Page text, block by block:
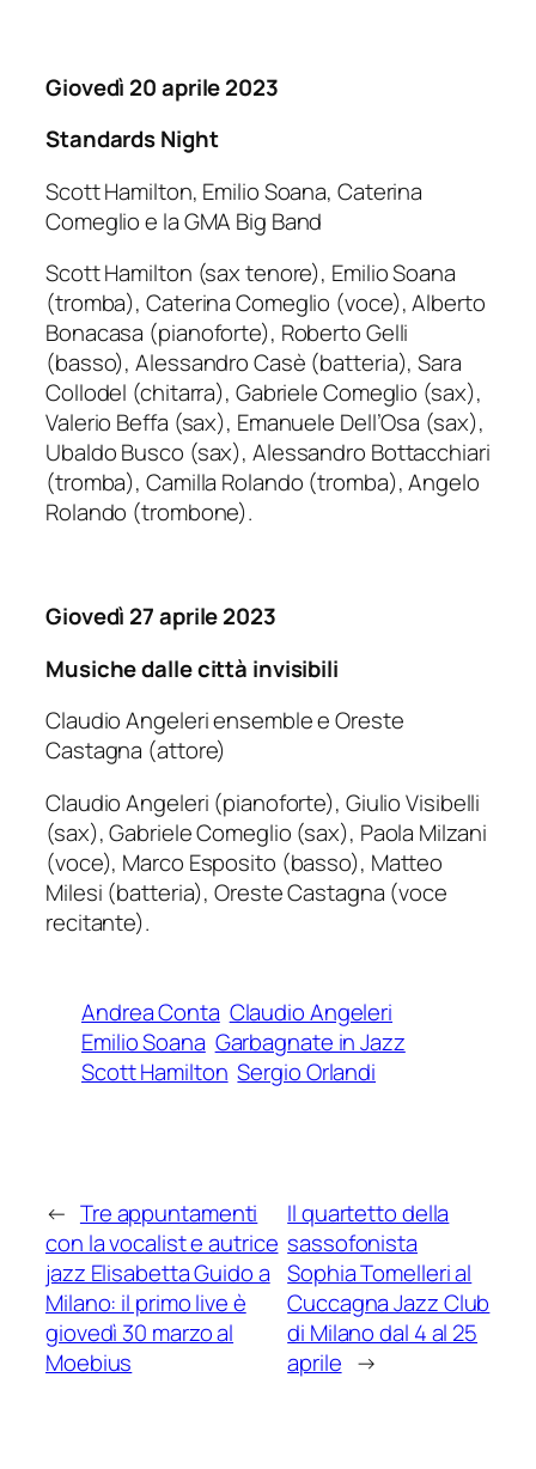
Giovedì 20 aprile 2023
Standards Night
Scott Hamilton, Emilio Soana, Caterina
Comeglio e la GMA Big Band
Scott Hamilton (sax tenore), Emilio Soana
(tromba), Caterina Comeglio (voce), Alberto
Bonacasa (pianoforte), Roberto Gelli
(basso), Alessandro Casè (batteria), Sara
Collodel (chitarra), Gabriele Comeglio (sax),
Valerio Beffa (sax), Emanuele Dell’Osa (sax),
Ubaldo Busco (sax), Alessandro Bottacchiari
(tromba), Camilla Rolando (tromba), Angelo
Rolando (trombone).
Giovedì 27 aprile 2023
Musiche dalle città invisibili
Claudio Angeleri ensemble e Oreste
Castagna (attore)
Claudio Angeleri (pianoforte), Giulio Visibelli
(sax), Gabriele Comeglio (sax), Paola Milzani
(voce), Marco Esposito (basso), Matteo
Milesi (batteria), Oreste Castagna (voce
recitante).
Andrea Conta Claudio Angeleri
Emilio Soana Garbagnate in Jazz
Scott Hamilton Sergio Orlandi
← Tre appuntamenti
con la vocalist e autrice
jazz Elisabetta Guido a
Milano: il primo live è
giovedì 30 marzo al
Moebius
Il quartetto della
sassofonista
Sophia Tomelleri al
Cuccagna Jazz Club
di Milano dal 4 al 25
aprile →